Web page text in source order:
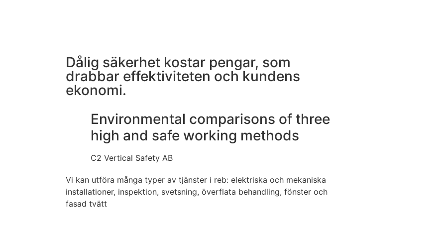
Dålig säkerhet kostar pengar, som
drabbar effektiviteten och kundens
ekonomi.
Environmental comparisons of three
high and safe working methods
C2 Vertical Safety AB
Vi kan utföra många typer av tjänster i reb: elektriska och mekaniska
installationer, inspektion, svetsning, överflata behandling, fönster och
fasad tvätt